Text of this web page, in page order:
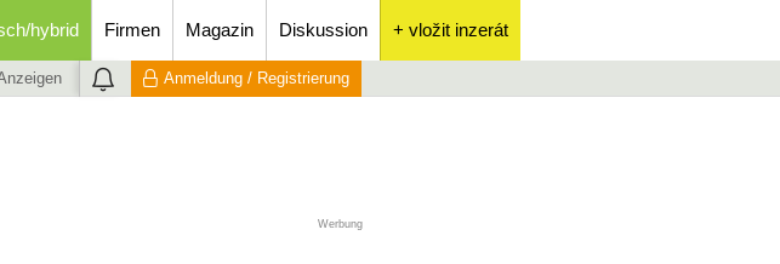
hybrid Firmen Magazin Diskussion + vložit inzerát
Anmeldung / Registrierung
Werbung